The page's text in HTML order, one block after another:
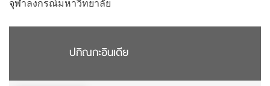
จุฬาลงกรณ์มหาวิทยาลัย
ปกิณกะอินเดีย